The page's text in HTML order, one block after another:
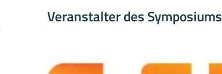
Veranstalter des Symposiums